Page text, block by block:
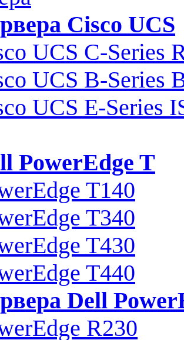
Cisco UCS
UCS C-Series
UCS B-Series
UCS E-Series
PowerEdge T
T140
T340
T430
T440
Dell
R230